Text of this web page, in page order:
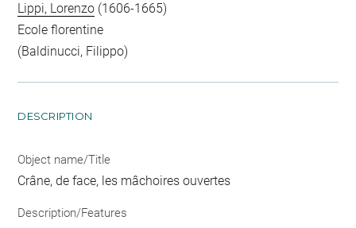
Lippi, Lorenzo (1606-1665)
Ecole florentine
(Baldinucci, Filippo)
DESCRIPTION
Object name/Title
Crâne, de face, les mâchoires ouvertes
Description/Features